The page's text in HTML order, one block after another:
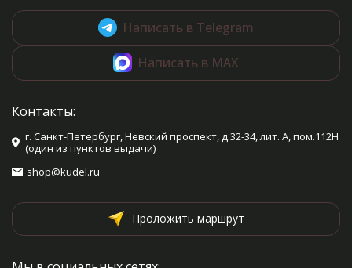
Написать в Telegram
Написать в MAX
Контакты:
г. Санкт-Петербург, Невский проспект, д.32-34, лит. А, пом.112Н
(один из пунктов выдачи)
shop@kudel.ru
Проложить маршрут